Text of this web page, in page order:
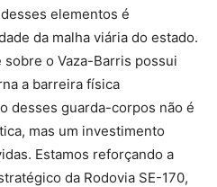
elementos é
da malha viária do estado.
o Vaza-Barris possui
a barreira física
desses guarda-corpos não é
mas um investimento
Estamos reforçando a
da Rodovia SE-170,